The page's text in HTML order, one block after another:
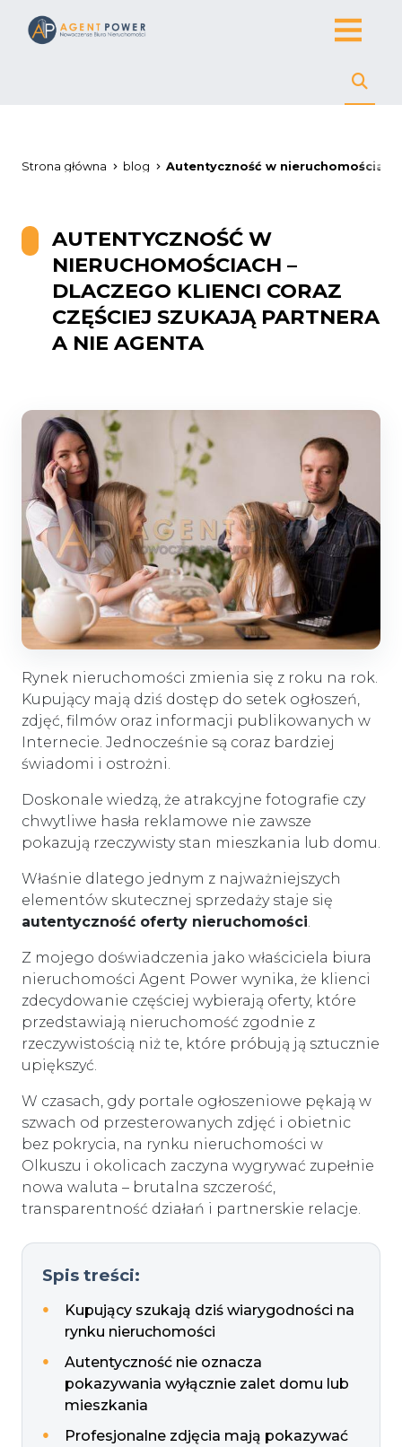
Strona główna blog Autentyczność w
AUTENTYCZNOŚĆ W
NIERUCHOMOŚCIACH –
DLACZEGO KLIENCI CORAZ
CZĘŚCIEJ SZUKAJĄ PARTNERA
A NIE AGENTA
Rynek nieruchomości zmienia się z roku na rok.
Kupujący mają dziś dostęp do setek ogłoszeń,
zdjęć, filmów oraz informacji publikowanych w
Internecie. Jednocześnie są coraz bardziej
świadomi i ostrożni.
Doskonale wiedzą, że atrakcyjne fotografie czy
chwytliwe hasła reklamowe nie zawsze
pokazują rzeczywisty stan mieszkania lub domu.
Właśnie dlatego jednym z najważniejszych
elementów skutecznej sprzedaży staje się
autentyczność oferty nieruchomości
Z mojego doświadczenia jako właściciela biura
nieruchomości Agent Power wynika, że klienci
zdecydowanie częściej wybierają oferty, które
przedstawiają nieruchomość zgodnie z
rzeczywistością niż te, które próbują ją sztucznie
upiększyć.
W czasach, gdy portale ogłoszeniowe pękają w
szwach od przesterowanych zdjęć i obietnic
bez pokrycia, na rynku nieruchomości w
Olkuszu i okolicach zaczyna wygrywać zupełnie
nowa waluta – brutalna szczerość,
transparentność działań i partnerskie relacje.
Spis treści:
Kupujący szukają dziś wiarygodności na
rynku nieruchomości
Autentyczność nie oznacza
pokazywania wyłącznie zalet domu lub
mieszkania
Profesjonalne zdjęcia mają pokazywać